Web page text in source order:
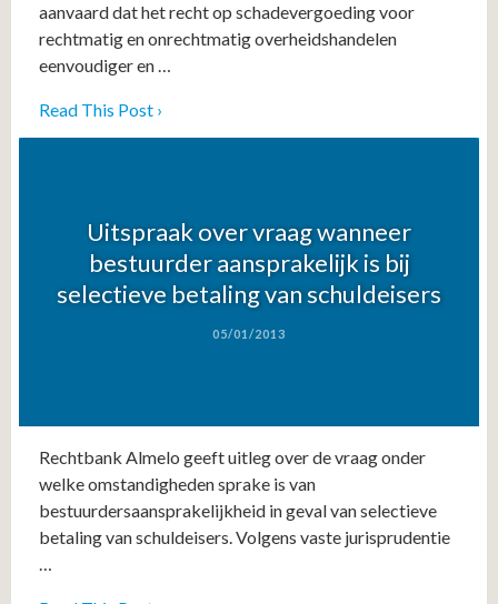
aanvaard dat het recht op schadevergoeding voor
rechtmatig en onrechtmatig overheidshandelen
eenvoudiger en …
Read This Post ›
Uitspraak over vraag wanneer
bestuurder aansprakelijk is bij
selectieve betaling van schuldeisers
05/01/2013
Rechtbank Almelo geeft uitleg over de vraag onder
welke omstandigheden sprake is van
bestuurdersaansprakelijkheid in geval van selectieve
betaling van schuldeisers. Volgens vaste jurisprudentie
…